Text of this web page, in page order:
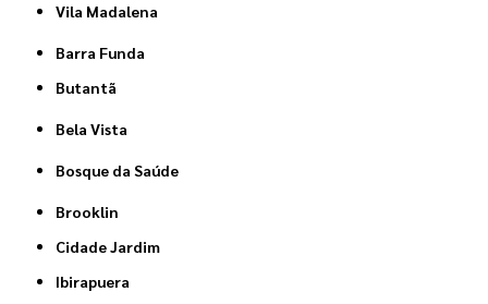
Vila Madalena
Barra Funda
Butantã
Bela Vista
Bosque da Saúde
Brooklin
Cidade Jardim
Ibirapuera